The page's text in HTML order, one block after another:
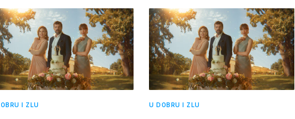
I ZLU U DOBRU I ZLU